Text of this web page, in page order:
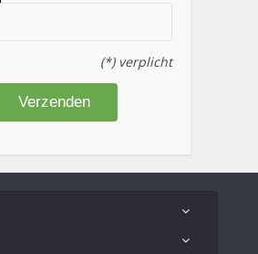
(*) verplicht